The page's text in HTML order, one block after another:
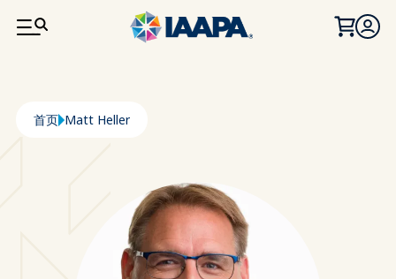
跳转到主要内容
面包屑
首页 Matt Heller